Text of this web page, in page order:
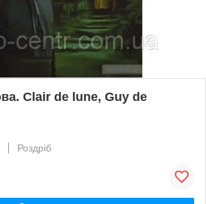
Clair de lune, Guy de
Роздріб